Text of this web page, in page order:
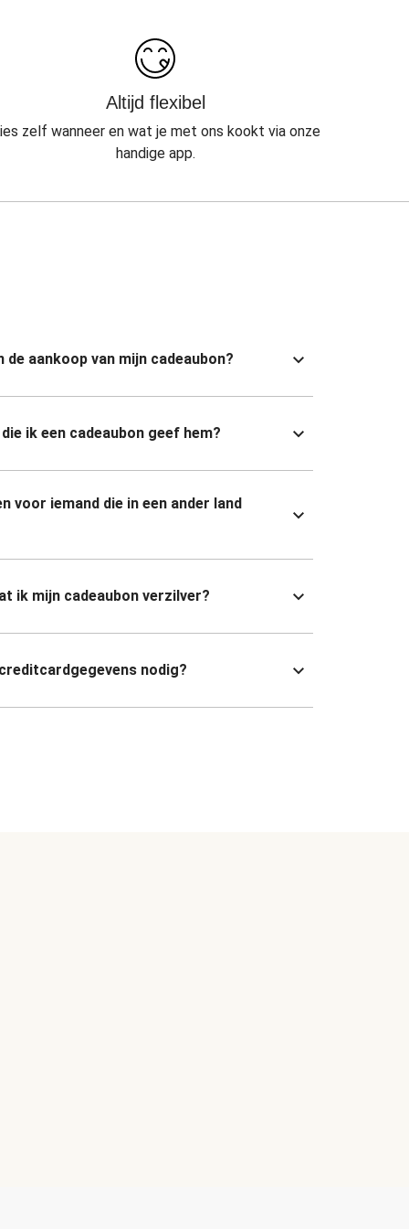
Altijd flexibel
zelf wanneer en wat je met ons kookt via onze
handige app.
aankoop van mijn cadeaubon?
ik een cadeaubon geef hem?
voor iemand die in een ander land
ik mijn cadeaubon verzilver?
nodig?